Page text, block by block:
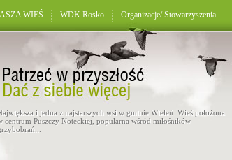
WIEŚ WDK Rosko Organizacje/ Stowarzyszenia
i jedna z najstarszych wsi w gminie Wieleń. Wieś położona
centrum Puszczy Noteckiej, popularna wśród miłośników